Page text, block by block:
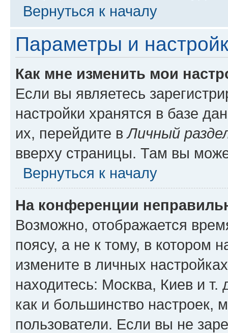
Вернуться к началу
Параметры и
Как мне изменить мои
Если вы являетесь
настройки хранятся в базе
их, перейдите вЛичный
вверху страницы. Там вы
Вернуться к началу
На конференции
Возможно, отображается
поясу, а не к тому, в котором
измените в личных
находитесь: Москва, Киев и т.
как и большинство настроек,
пользователи. Если вы не